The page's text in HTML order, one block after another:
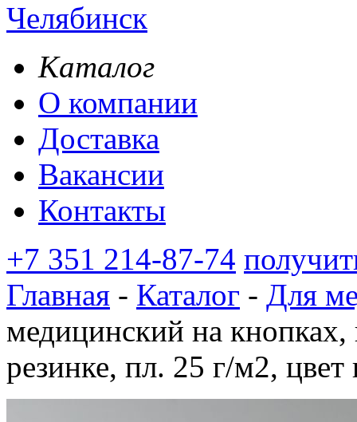
Челябинск
Каталог
О компании
Доставка
Вакансии
Контакты
+7 351 214-87-74
Главная - Каталог - Для
медицинский на
резинке, пл. 25 г/м2, цвет